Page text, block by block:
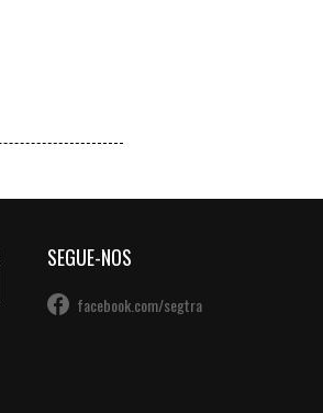
SEGUE-NOS
facebook.com/segtra